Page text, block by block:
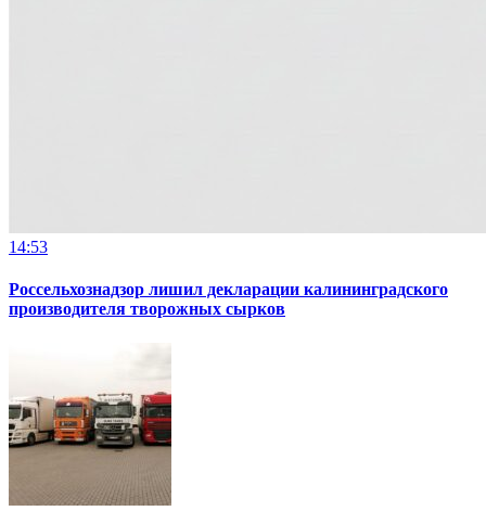
14:53
Россельхознадзор лишил декларации калининградского
производителя творожных сырков